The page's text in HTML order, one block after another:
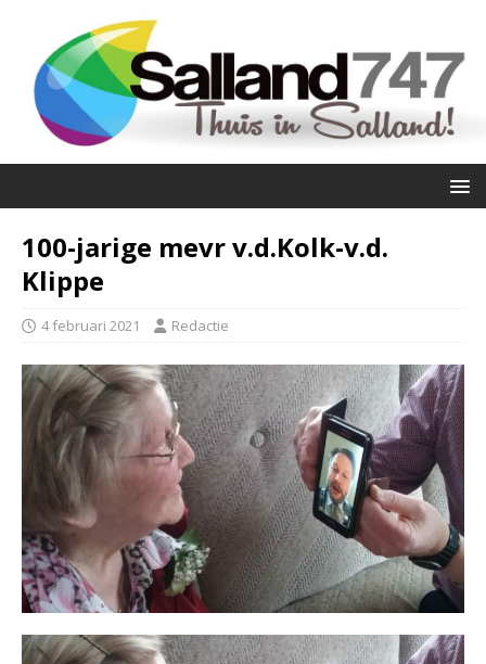
100-jarige mevr v.d.Kolk-v.d.
Klippe
4 februari 2021 Redactie